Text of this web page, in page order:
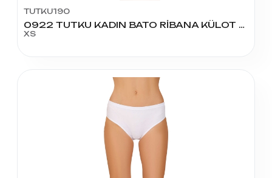
TUTKU190
0922 TUTKU KADIN BATO RİBANA KÜLOT NO:1
XS